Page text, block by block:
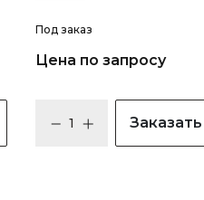
Под заказ
Цена по запросу
Заказать